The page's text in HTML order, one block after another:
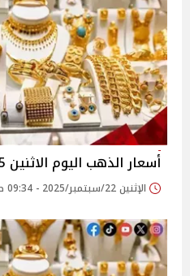
أسعار الذهب اليوم الاثنين 22/9/2025
الإثنين 22/سبتمبر/2025 - 09:34 ص